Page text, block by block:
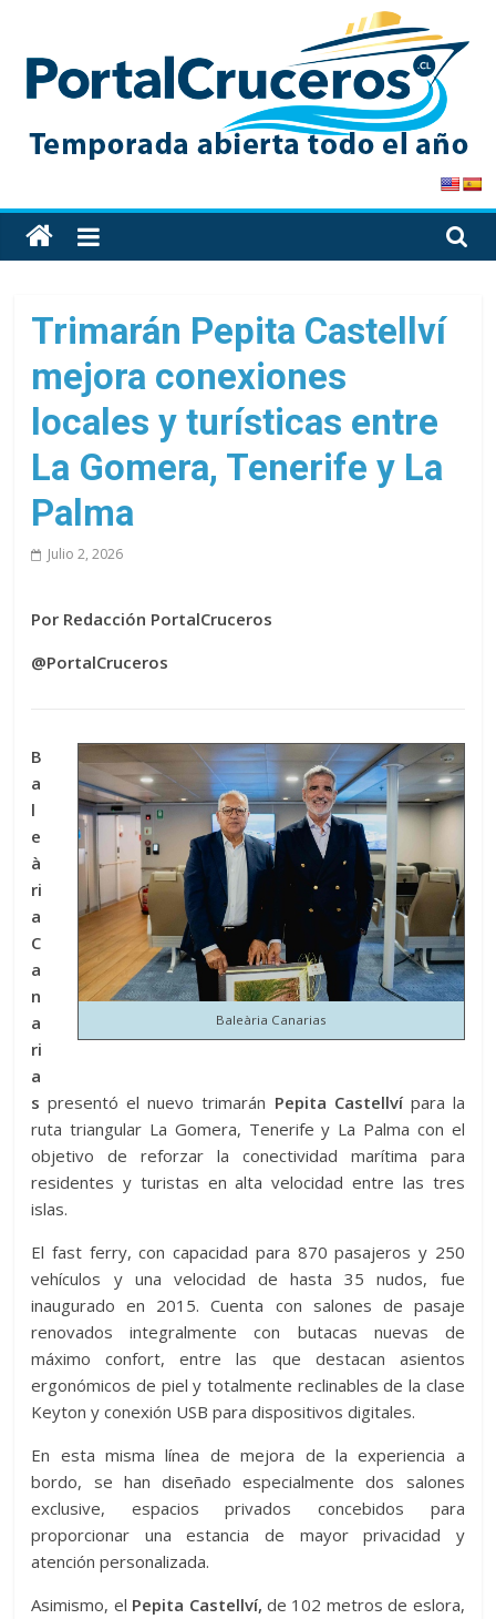
content
PortalCruceros
Toda
la
de
cruceros
en
un
solo
sitio
Trimarán Pepita Castellví
mejora conexiones
locales y turísticas entre
La Gomera, Tenerife y La
Palma
Julio 2, 2026
Por Redacción PortalCruceros
@PortalCruceros
Baleària Canarias
B
a
l
e
à
ri
a
C
a
n
a
ri
a
s presentó el nuevo trimarán Pepita Castellvípara la
ruta triangular La Gomera, Tenerife y La Palma con el
objetivo de reforzar la conectividad marítima para
residentes y turistas en alta velocidad entre las tres
islas.
El fast ferry, con capacidad para 870 pasajeros y 250
vehículos y una velocidad de hasta 35 nudos, fue
inaugurado en 2015. Cuenta con salones de pasaje
renovados integralmente con butacas nuevas de
máximo confort, entre las que destacan asientos
ergonómicos de piel y totalmente reclinables de la clase
Keyton y conexión USB para dispositivos digitales.
En esta misma línea de mejora de la experiencia a
bordo, se han diseñado especialmente dos salones
exclusive, espacios privados concebidos para
proporcionar una estancia de mayor privacidad y
atención personalizada.
Asimismo, el Pepita Castellví, de 102 metros de eslora,